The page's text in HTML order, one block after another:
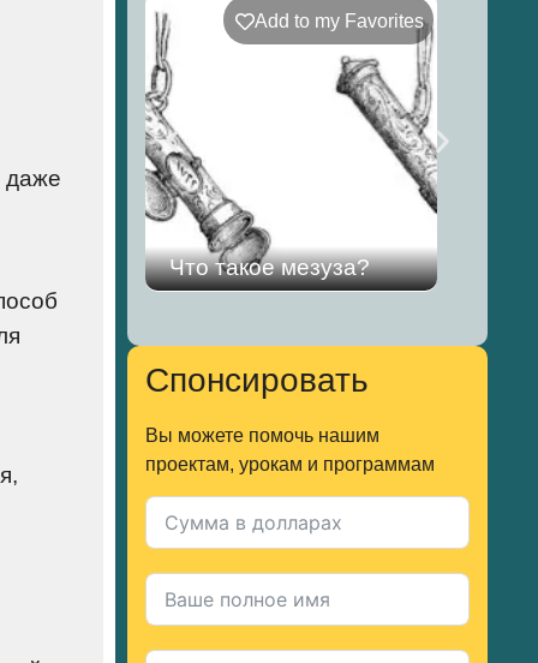
даже
Add to my Favorites
Что такое мезуза?
Спонсировать
Вы можете помочь нашим
проектам, урокам и программам